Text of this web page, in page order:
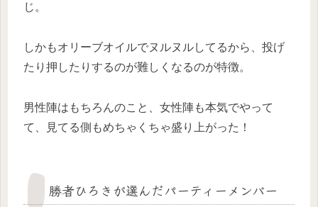
じ。
しかもオリーブオイルでヌルヌルしてるから、投げ
たり押したりするのが難しくなるのが特徴。
男性陣はもちろんのこと、女性陣も本気でやって
て、見てる側もめちゃくちゃ盛り上がった！
勝者ひろきが選んだパーティーメンバー